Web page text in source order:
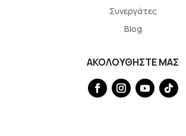
Συνεργάτες
Blog
ΑΚΟΛΟΥΘΗΣΤΕ ΜΑΣ